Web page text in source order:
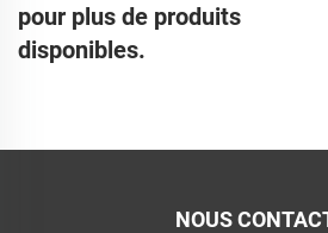
pour plus de produits
disponibles.
NOUS